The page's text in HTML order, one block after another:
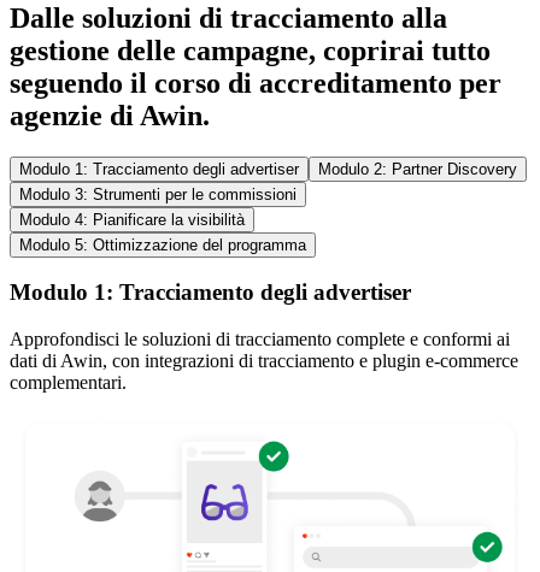
Dalle soluzioni di tracciamento alla
gestione delle campagne, coprirai tutto
seguendo il corso di accreditamento per
agenzie di Awin.
Modulo 1: Tracciamento degli advertiser
Modulo 2: Partner Discovery
Modulo 3: Strumenti per le commissioni
Modulo 4: Pianificare la visibilità
Modulo 5: Ottimizzazione del programma
Modulo 1: Tracciamento degli advertiser
Approfondisci le soluzioni di tracciamento complete e conformi ai
dati di Awin, con integrazioni di tracciamento e plugin e-commerce
complementari.